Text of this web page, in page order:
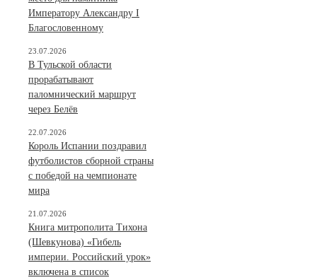
Императору Александру I
Благословенному
В Тульской области
прорабатывают
паломнический маршрут
через Белёв
23.07.2026
Король Испании поздравил
футболистов сборной страны
с победой на чемпионате
мира
22.07.2026
Книга митрополита Тихона
(Шевкунова) «Гибель
империи. Российский урок»
включена в список
21.07.2026